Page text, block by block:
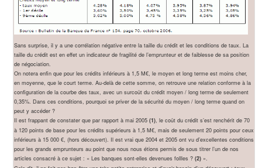
Sans surprise, il y a une corrélation négative entre la taille du crédit et les conditions de taux. La
taille du crédit est en effet un indicateur de fragilité de l’emprunteur et de faiblesse de sa position
de négociation.
On notera enfin que pour les crédits inférieurs à 1,5 M€, le moyen et long terme est moins cher,
en moyenne, que le court terme. Au-delà de cette somme, on retrouve une relation conforme à la
configuration de la courbe des taux, avec un surcoût du crédit moyen / long terme de seulement
0,35%. Dans ces conditions, pourquoi se priver de la sécurité du moyen / long terme quand on
peut y accéder ?
Il est frappant de constater que par rapport à mai 2005 (1) , le coût du crédit s’est renchérit de 70
à 120 points de base pour les crédits supérieurs à 1,5 M€, mais de seulement 20 points pour ceux
inférieurs à 15 000 €, (hors découvert). Il est vrai que 2004 et 2005 ont vu d’excellentes conditions
pour les grands emprunteurs au point que nous nous étions permis de sous titrer l’un de nos
articles consacré à ce sujet : « Les banques sont-elles devenues follles ? (2) ».